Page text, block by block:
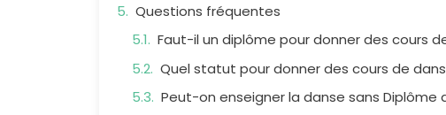
Questions fréquentes
Faut-il un diplôme pour donner des cours
Quel statut pour donner des cours de
Peut-on enseigner la danse sans Diplôme